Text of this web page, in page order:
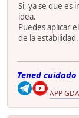
Si, ya se que es
idea.
Puedes aplicar
de la estabilidad.
Tened
APP GDA